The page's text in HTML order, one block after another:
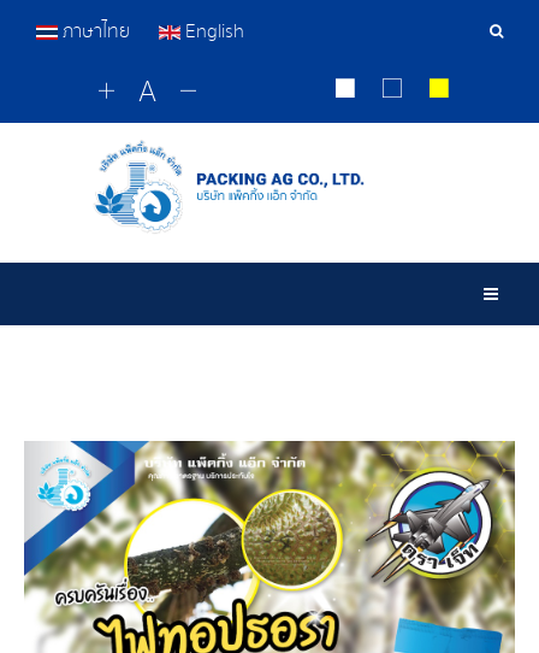
เครื่อ
ภาษาไทย English